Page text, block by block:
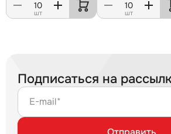
шт шт
Подписаться на
E-mail*